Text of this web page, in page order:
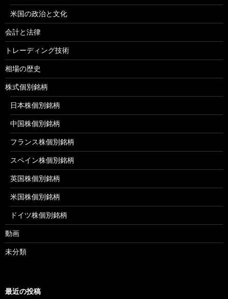
米国の政治と文化
会計と法律
トレーディング技術
相場の歴史
株式個別銘柄
日本株個別銘柄
中国株個別銘柄
フランス株個別銘柄
スペイン株個別銘柄
英国株個別銘柄
米国株個別銘柄
ドイツ株個別銘柄
動画
未分類
最近の投稿